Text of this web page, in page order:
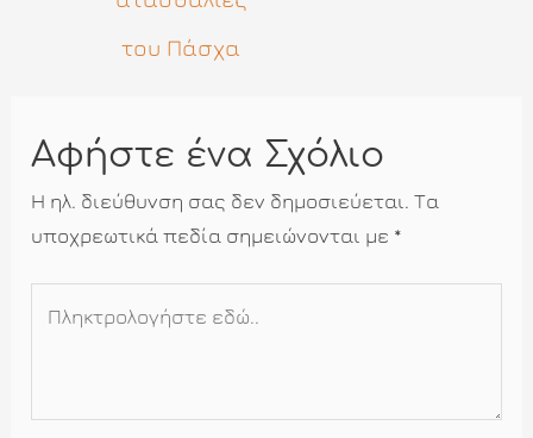
του Πάσχα
Αφήστε ένα Σχόλιο
Η ηλ. διεύθυνση σας δεν δημοσιεύεται. Τα
υποχρεωτικά πεδία σημειώνονται με *